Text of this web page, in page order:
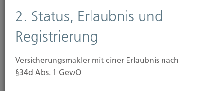
Bei Fragen zu den Risikoanalysen rufen Sie uns bitte
unter 0211-490066 an.
Auf der Grundlage der Risikoanalyse erstellen wir
Ihnen gern ein Angebot.
2. Status, Erlaubnis und
Registrierung
Versicherungsmakler mit einer Erlaubnis nach
§34d Abs. 1 GewO